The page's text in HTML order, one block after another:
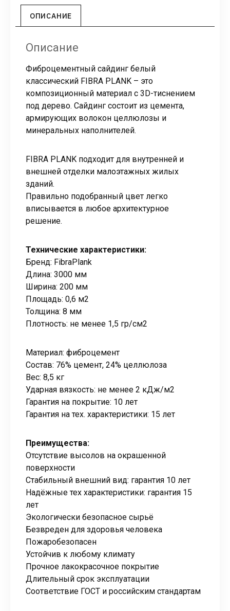
ОПИСАНИЕ
Описание
Фиброцементный сайдинг белый
классический FIBRA PLANK – это
композиционный материал с 3D-тиснением
под дерево. Сайдинг состоит из цемента,
армирующих волокон целлюлозы и
минеральных наполнителей.
FIBRA PLANK подходит для внутренней и
внешней отделки малоэтажных жилых
зданий.
Правильно подобранный цвет легко
вписывается в любое архитектурное
решение.
Технические характеристики:
Бренд: FibraPlank
Длина: 3000 мм
Ширина: 200 мм
Площадь: 0,6 м2
Толщина: 8 мм
Плотность: не менее 1,5 гр/см2
Материал: фиброцемент
Состав: 76% цемент, 24% целлюлоза
Вес: 8,5 кг
Ударная вязкость: не менее 2 кДж/м2
Гарантия на покрытие: 10 лет
Гарантия на тех. характеристики: 15 лет
Преимущества:
Отсутствие высолов на окрашенной
поверхности
Стабильный внешний вид: гарантия 10 лет
Надёжные тех характеристики: гарантия 15
лет
Экологически безопасное сырьё
Безвреден для здоровья человека
Пожаробезопасен
Устойчив к любому климату
Прочное лакокрасочное покрытие
Длительный срок эксплуатации
Соответствие ГОСТ и российским стандартам